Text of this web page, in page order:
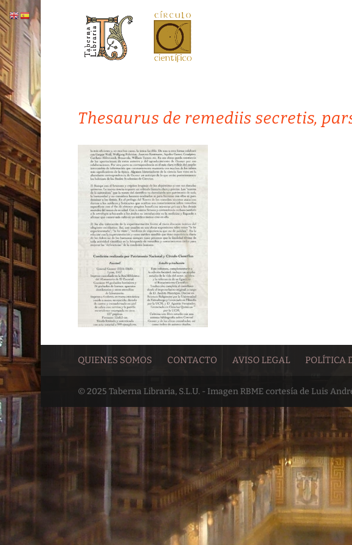
Thesaurus de remediis secretis,
QUIENES SOMOS CONTACTO AVISO LEGAL POLÍTICA
© 2025 Taberna Libraria, S.L.U. - Imagen RBME cortesía de Luis